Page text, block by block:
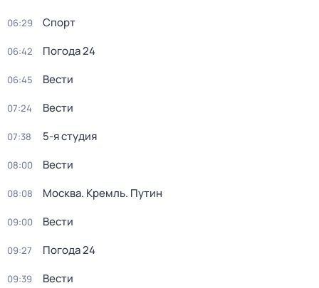
06:29 Спорт
06:42 Погода 24
06:45 Вести
07:24 Вести
07:38 5-я студия
08:00 Вести
08:08 Москва. Кремль. Путин
09:00 Вести
09:27 Погода 24
09:39 Вести